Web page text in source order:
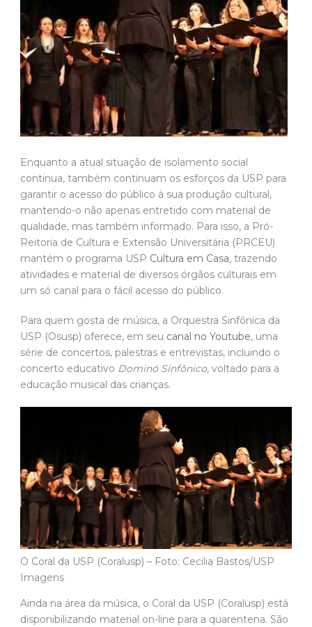
Enquanto a atual situação de isolamento social
continua, também continuam os esforços da USP para
garantir o acesso do público à sua produção cultural,
mantendo-o não apenas entretido com material de
qualidade, mas também informado. Para isso, a Pró-
Reitoria de Cultura e Extensão Universitária (PRCEU)
mantém o programa USP Cultura em Casa, trazendo
atividades e material de diversos órgãos culturais em
um só canal para o fácil acesso do público.
Para quem gosta de música, a Orquestra Sinfônica da
USP (Osusp) oferece, em seu canal no Youtube, uma
série de concertos, palestras e entrevistas, incluindo o
concerto educativo Dominó Sinfônico, voltado para a
educação musical das crianças.
O Coral da USP (Coralusp) – Foto: Cecilia Bastos/USP
Imagens
Ainda na área da música, o Coral da USP (Coralusp) está
disponibilizando material on-line para a quarentena. São